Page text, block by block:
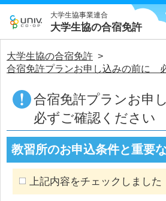
大学生協事業連合
大学生協の合宿免許
大学生協の合宿免許 >
合宿免許プランお申し込みの前に
合宿免許プランお申
必ずご確認ください
教習所のお申込条件と重要
上記内容をチェックしました